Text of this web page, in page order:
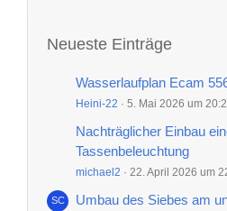
Neueste Einträge
Wasserlaufplan Ecam
Heini-22 5. Mai 2026 um
Nachträglicher Einbau
Tassenbeleuchtung
michael2 22. April 2026 um
Umbau des Siebes am